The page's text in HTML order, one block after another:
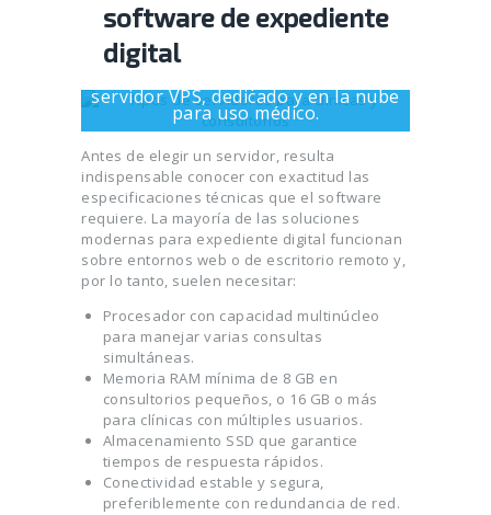
software de expediente
digital
servidor VPS, dedicado y en la nube
para uso médico.
Antes de elegir un servidor, resulta
indispensable conocer con exactitud las
especificaciones técnicas que el software
requiere. La mayoría de las soluciones
modernas para expediente digital funcionan
sobre entornos web o de escritorio remoto y,
por lo tanto, suelen necesitar:
Procesador con capacidad multinúcleo
para manejar varias consultas
simultáneas.
Memoria RAM mínima de 8 GB en
consultorios pequeños, o 16 GB o más
para clínicas con múltiples usuarios.
Almacenamiento SSD que garantice
tiempos de respuesta rápidos.
Conectividad estable y segura,
preferiblemente con redundancia de red.